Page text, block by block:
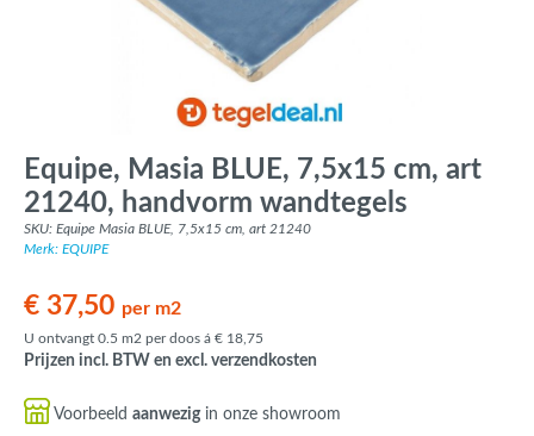
Equipe, Masia BLUE, 7,5x15 cm, art
21240, handvorm wandtegels
SKU: Equipe Masia BLUE, 7,5x15 cm, art 21240
Merk: EQUIPE
€ 37,50 per m2
U ontvangt 0.5 m2 per doos á € 18,75
Prijzen incl. BTW en excl. verzendkosten
Voorbeeld aanwezigin onze showroom